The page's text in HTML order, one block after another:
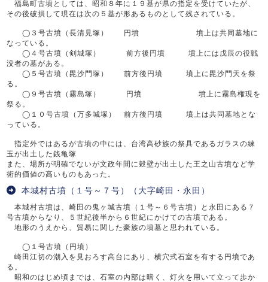
福島町古墳としては、昭和８年に１９基が県の指定を受けていたが、
その後破損して現在は次の５基が形あるものとして残されている。
◯３号古墳（長清見塚） 円墳 墳上は共同墓地に
なっている。
◯４号古墳（剣城塚） 前方後円墳 墳上には戊辰の役戦
没者の墓がある。
◯５号古墳（毘沙門塚） 前方後円墳 墳上に毘沙門天を祭
る。
◯９号古墳（霧島塚） 円墳 墳上に霧島権現を
祭る。
◯１０号古墳（万多城塚） 前方後円墳 墳上は共同墓地とな
っている。
指定外ではあるが古墳の中には、台湾高砂族の祭具であるガラスの練
玉が出土した銭亀塚
また、場所が明確でないが文政年間に穀壁が出土した王之山古墳など学
術的価値の高いものもあった。
本城村古墳（１号～７号）（大字崎田・永田）
本城村古墳は、崎田の鬼ヶ城古墳（１号～６号古墳）と永田にある７
号古墳からなり、５世紀後半から６世紀にかけての古墳である。
地形のうえから、貿易に関した豪族の墳墓と思われている。
◯１号古墳（円墳）
崎田江切の潮入を見おろす高台にあり、横穴式石室を有する円墳であ
る。
昭和のはじめ頃までは、石室の内部は暗く、灯火を用いて立って歩か